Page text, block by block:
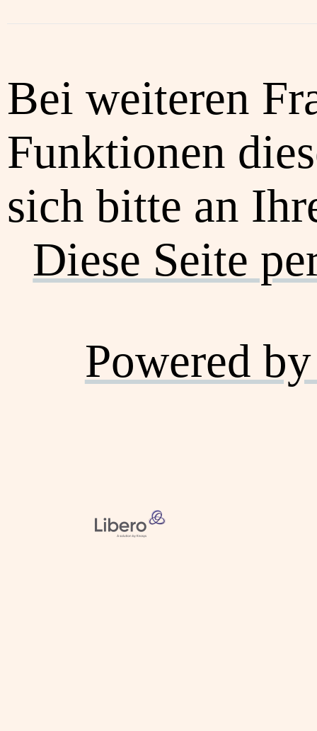
Bei weiteren
Funktionen
sich bitte an
Diese Seite
Powered